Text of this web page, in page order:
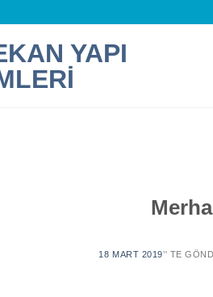
18 MART 2019’' TE